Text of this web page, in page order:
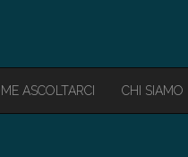
ASCOLTARCI CHI SIAMO